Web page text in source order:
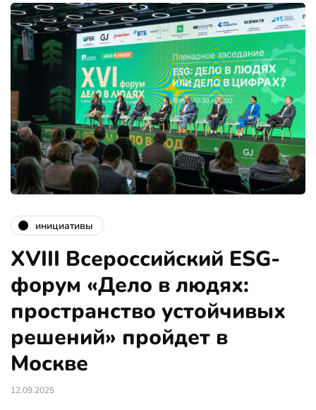
инициативы
XVIII Всероссийский ESG-
форум «Дело в людях:
пространство устойчивых
решений» пройдет в
Москве
12.09.2025